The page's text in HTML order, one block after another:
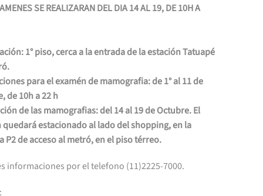
SE REALIZARAN DEL DIA 14 AL 19, DE 10H A
1° piso, cerca a la entrada de la estación Tatuapé
para el examén de mamografia: de 1° al 11 de
de 10h a 22 h
de las mamografias: del 14 al 19 de Octubre. El
quedará estacionado al lado del shopping, en la
P2 de acceso al metró, en el piso térreo.
informaciones por el telefono (11)2225-7000.